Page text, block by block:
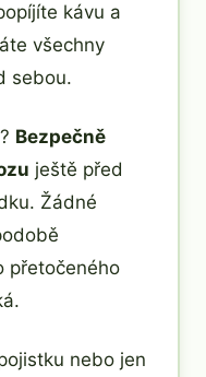
kávu a
všechny
sebou.
Bezpečně
ještě před
Žádné
přetočeného
nebo jen